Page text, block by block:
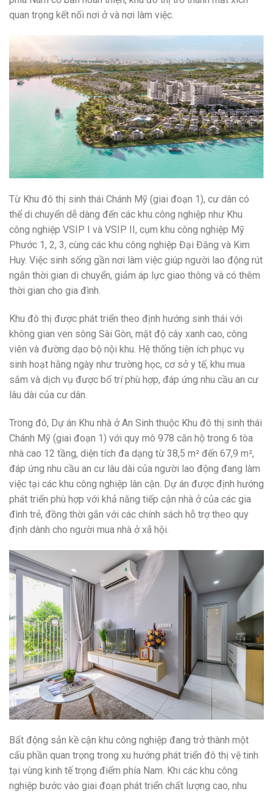
quan trọng kết nối nơi ở và nơi làm việc.
Từ Khu đô thị sinh thái Chánh Mỹ (giai đoạn 1), cư dân có
thể di chuyển dễ dàng đến các khu công nghiệp như Khu
công nghiệp VSIP I và VSIP II, cụm khu công nghiệp Mỹ
Phước 1, 2, 3, cùng các khu công nghiệp Đại Đăng và Kim
Huy. Việc sinh sống gần nơi làm việc giúp người lao động rút
ngắn thời gian di chuyển, giảm áp lực giao thông và có thêm
thời gian cho gia đình.
Khu đô thị được phát triển theo định hướng sinh thái với
không gian ven sông Sài Gòn, mật độ cây xanh cao, công
viên và đường dạo bộ nội khu. Hệ thống tiện ích phục vụ
sinh hoạt hằng ngày như trường học, cơ sở y tế, khu mua
sắm và dịch vụ được bố trí phù hợp, đáp ứng nhu cầu an cư
lâu dài của cư dân.
Trong đó, Dự án Khu nhà ở An Sinh thuộc Khu đô thị sinh thái
Chánh Mỹ (giai đoạn 1) với quy mô 978 căn hộ trong 6 tòa
nhà cao 12 tầng, diện tích đa dạng từ 38,5 m² đến 67,9 m²,
đáp ứng nhu cầu an cư lâu dài của người lao động đang làm
việc tại các khu công nghiệp lân cận. Dự án được định hướng
phát triển phù hợp với khả năng tiếp cận nhà ở của các gia
đình trẻ, đồng thời gắn với các chính sách hỗ trợ theo quy
định dành cho người mua nhà ở xã hội.
Bất động sản kề cận khu công nghiệp đang trở thành một
cấu phần quan trọng trong xu hướng phát triển đô thị vệ tinh
tại vùng kinh tế trọng điểm phía Nam. Khi các khu công
nghiệp bước vào giai đoạn phát triển chất lượng cao, nhu